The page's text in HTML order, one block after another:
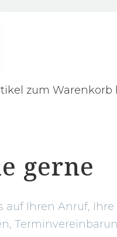
zum
gerne
auf Ihren Anruf,